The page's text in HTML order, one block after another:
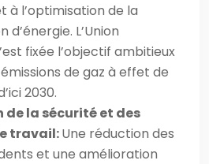
à l’optimisation de la
L’Union
fixée l’objectif ambitieux
de gaz à effet de
2030.
la sécurité et des
travail:Une réduction des
et une amélioration